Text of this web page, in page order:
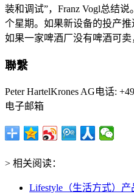
装和调试”，Franz Vogl总结
个星期。如果新设备的投产推
如果一家啤酒厂没有啤酒可
聯繫
Peter HartelKrones AG电话:
电子邮箱
> 相关阅读：
Lifestyle（生活方式）产